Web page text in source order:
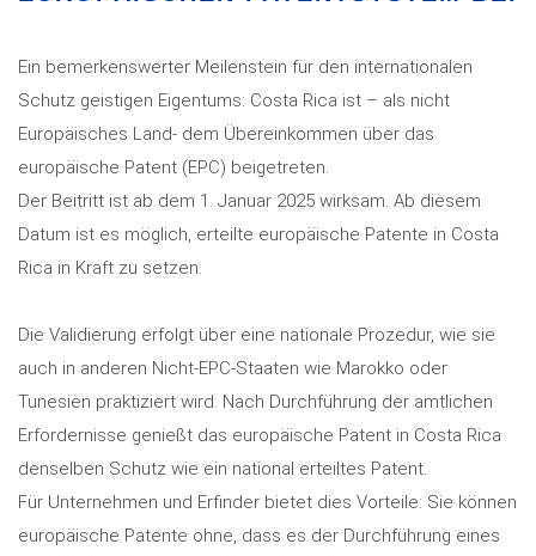
Ein bemerkenswerter Meilenstein für den internationalen
Schutz geistigen Eigentums: Costa Rica ist – als nicht
Europäisches Land- dem Übereinkommen über das
europäische Patent (EPC) beigetreten.
Der Beitritt ist ab dem 1. Januar 2025 wirksam. Ab diesem
Datum ist es möglich, erteilte europäische Patente in Costa
Rica in Kraft zu setzen.
Die Validierung erfolgt über eine nationale Prozedur, wie sie
auch in anderen Nicht-EPC-Staaten wie Marokko oder
Tunesien praktiziert wird. Nach Durchführung der amtlichen
Erfordernisse genießt das europäische Patent in Costa Rica
denselben Schutz wie ein national erteiltes Patent.
Für Unternehmen und Erfinder bietet dies Vorteile: Sie können
europäische Patente ohne, dass es der Durchführung eines